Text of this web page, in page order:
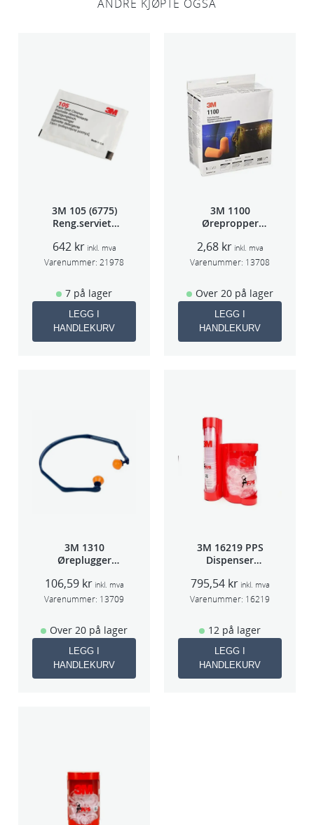
ANDRE KJØPTE OGSÅ
3M 105 (6775)
Reng.serviett
642 kr inkl. mva
Varenummer: 21978
7 på lager
LEGG I
HANDLEKURV
3M 1100
Ørepropper
2,68 kr inkl. mva
Varenummer: 13708
Over 20 på lager
LEGG I
HANDLEKURV
3M 1310
Øreplugger
106,59 kr inkl. mva
Varenummer: 13709
Over 20 på lager
LEGG I
HANDLEKURV
3M 16219 PPS
Dispenser
(Large,Std og
Midi)
795,54 kr inkl. mva
Varenummer: 16219
12 på lager
LEGG I
HANDLEKURV